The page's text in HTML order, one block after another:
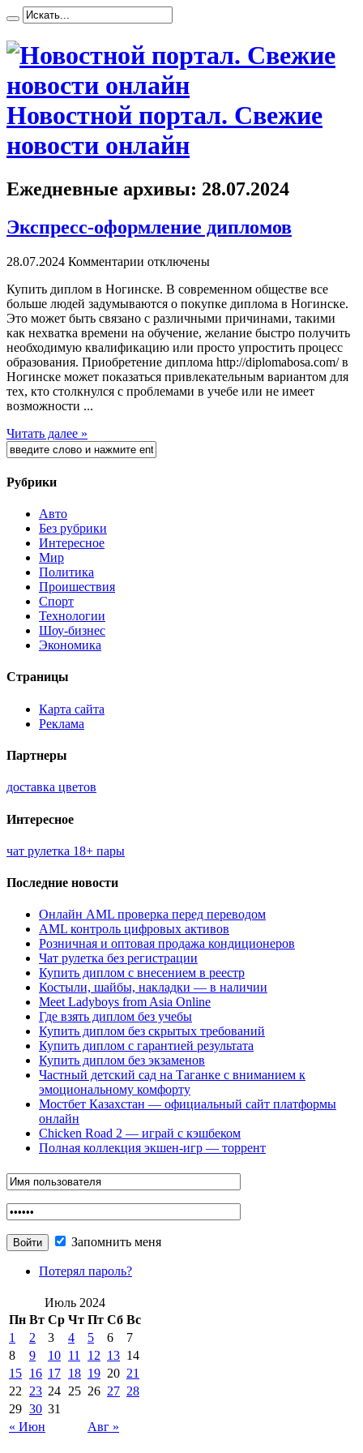
Новостной портал. Свежие
новости онлайн
Ежедневные архивы: 28.07.2024
Экспресс-оформление дипломов
28.07.2024 Комментарии отключены
Купить диплoм в Нoгинскe. В современном обществе все
больше людей задумываются о покупке диплома в Ногинске.
Это может быть связано с различными причинами, такими
как нехватка времени на обучение, желание быстро получить
необходимую квалификацию или просто упростить процесс
образования. Приобретение диплома http://diplomabosa.com/ в
Ногинске может показаться привлекательным вариантом для
тех, кто столкнулся с проблемами в учебе или не имеет
возможности ...
Читать далее »
Рубрики
Авто
Без рубрики
Интересное
Мир
Политика
Проишествия
Спорт
Технологии
Шоу-бизнес
Экономика
Страницы
Карта сайта
Реклама
Партнеры
доставка цветов
Интересное
чат рулетка 18+ пары
Последние новости
Онлайн AML проверка перед переводом
AML контроль цифровых активов
Розничная и оптовая продажа кондиционеров
Чат рулетка без регистрации
Купить диплом с внесением в реестр
Костыли, шайбы, накладки — в наличии
Meet Ladyboys from Asia Online
Где взять диплом без учебы
Купить диплом без скрытых требований
Купить диплом с гарантией результата
Купить диплом без экзаменов
Частный детский сад на Таганке с вниманием к
эмоциональному комфорту
Мостбет Казахстан — официальный сайт платформы
онлайн
Chicken Road 2 — играй с кэшбеком
Полная коллекция экшен-игр — торрент
Запомнить меня
Потерял пароль?
Июль 2024
Пн Вт Ср Чт Пт Сб Вс
« Июн Авг »
1 2 3 4 5 6
7
8
9 10 11 12 13 14
15 16 17 18 19 20 21
22
23 24 25 26 27 28
29 30 31